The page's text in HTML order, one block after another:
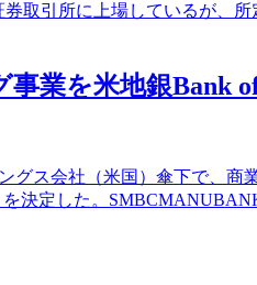
取引所に上場しているが、
業を米地銀Bank
グス会社（米国）傘下で、
決定した。